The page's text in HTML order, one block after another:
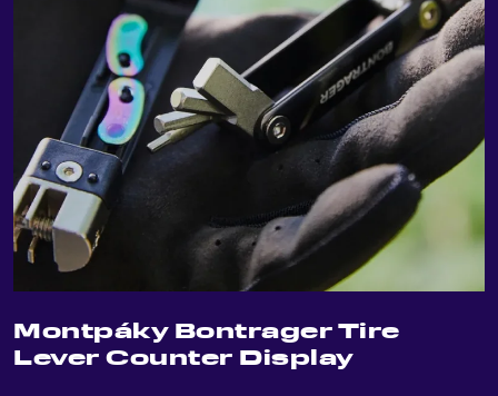
Montpáky Bontrager Tire
Lever Counter Display